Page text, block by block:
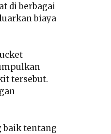
di berbagai
biaya
tersebut.
baik tentang